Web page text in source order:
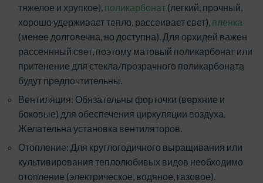
тяжелое и хрупкое), поликарбонат (легкий, прочный,
хорошо удерживает тепло, рассеивает свет), пленка
(менее долговечна, но доступна). Для орхидей важен
рассеянный свет, поэтому матовый поликарбонат или
притенение для стекла/прозрачного поликарбоната
будут предпочтительны.
Вентиляция: Обязательны форточки (верхние и
боковые) для обеспечения циркуляции воздуха.
Желательна установка вентиляторов.
Отопление: Для круглогодичного выращивания или
культивирования теплолюбивых видов необходимо
отопление (электрическое, водяное, газовое).